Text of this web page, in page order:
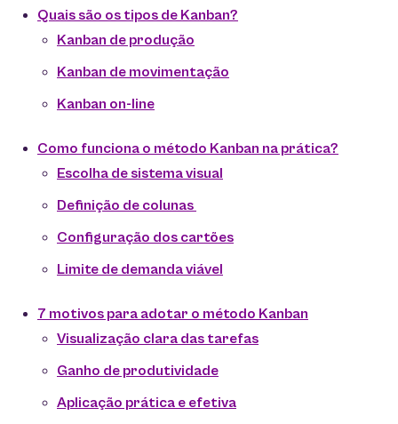
Quais são os tipos de Kanban?
Kanban de produção
Kanban de movimentação
Kanban on-line
Como funciona o método Kanban na prática?
Escolha de sistema visual
Definição de colunas
Configuração dos cartões
Limite de demanda viável
7 motivos para adotar o método Kanban
Visualização clara das tarefas
Ganho de produtividade
Aplicação prática e efetiva